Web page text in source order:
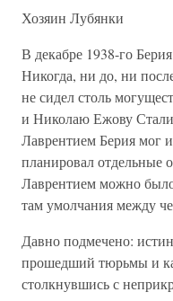
Хозяин Лубянки
В декабре 1938-го
Никогда, ни до, ни
не сидел столь
и Николаю Ежову
Лаврентием Берия мог
планировал отдельные
Лаврентием можно
там умолчания между
Давно подмечено:
прошедший тюрьмы и
столкнувшись с